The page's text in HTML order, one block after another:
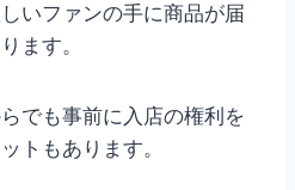
いファンの手に商品が届
ます。
でも事前に入店の権利を
トもあります。